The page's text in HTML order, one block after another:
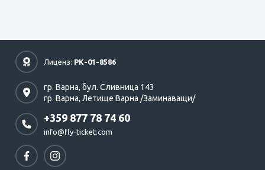
Лиценз: РК-01-8586
гр. Варна, бул. Сливница 143
гр. Варна, Летище Варна /Заминаващи/
+359 877 78 74 60
info@fly-ticket.com